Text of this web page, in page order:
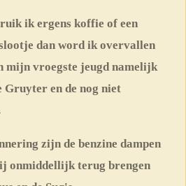
ik ergens koffie of een
dan word ik overvallen
mijn vroegste jeugd namelijk
Gruyter en de nog niet
zijn de benzine dampen
onmiddellijk terug brengen